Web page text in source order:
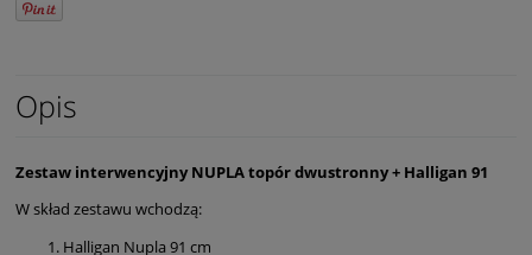
Opis
Zestaw interwencyjny NUPLA topór dwustronny + Halligan 91
W skład zestawu wchodzą:
Halligan Nupla 91 cm